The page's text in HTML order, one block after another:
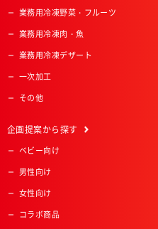
業務用冷凍野菜・フルーツ
業務用冷凍肉・魚
業務用冷凍デザート
一次加工
その他
企画提案から探す
ベビー向け
男性向け
女性向け
コラボ商品